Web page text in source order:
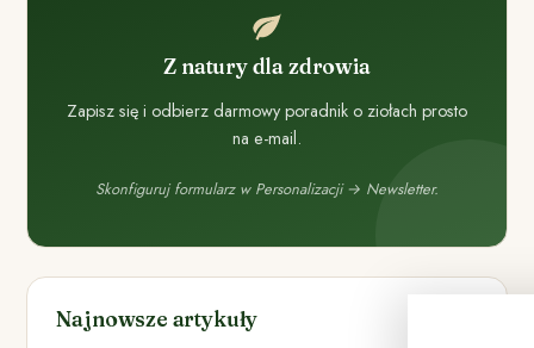
Z natury dla zdrowia
Zapisz się i odbierz darmowy poradnik o ziołach prosto
na e-mail.
Skonfiguruj formularz w Personalizacji → Newsletter.
Najnowsze artykuły